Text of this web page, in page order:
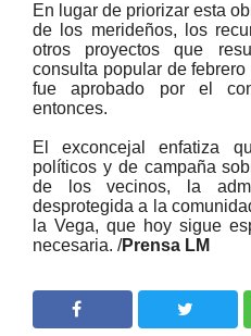
En lugar de priorizar esta
de los merideños, los
otros proyectos que
consulta popular de
fue aprobado por el
entonces.
El exconcejal enfatiza
políticos y de campaña
de los vecinos, la
desprotegida a la
la Vega, que hoy sigue
necesaria. /Prensa LM